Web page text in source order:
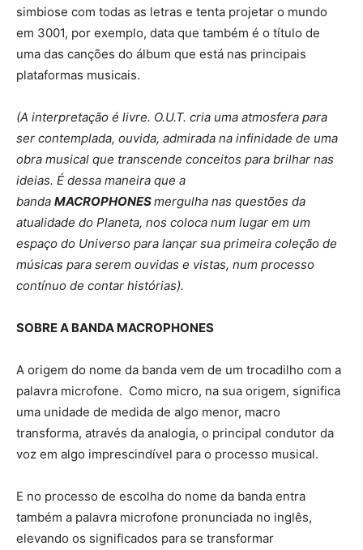
simbiose com todas as letras e tenta projetar o mundo
em 3001, por exemplo, data que também é o título de
uma das canções do álbum que está nas principais
plataformas musicais.
(A interpretação é livre. O.U.T. cria uma atmosfera para
ser contemplada, ouvida, admirada na infinidade de uma
obra musical que transcende conceitos para brilhar nas
ideias. É dessa maneira que a
banda MACROPHONESmergulha nas questões da
atualidade do Planeta, nos coloca num lugar em um
espaço do Universo para lançar sua primeira coleção de
músicas para serem ouvidas e vistas, num processo
contínuo de contar histórias).
SOBRE A BANDA MACROPHONES
A origem do nome da banda vem de um trocadilho com a
palavra microfone. Como micro, na sua origem, significa
uma unidade de medida de algo menor, macro
transforma, através da analogia, o principal condutor da
voz em algo imprescindível para o processo musical.
E no processo de escolha do nome da banda entra
também a palavra microfone pronunciada no inglês,
elevando os significados para se transformar